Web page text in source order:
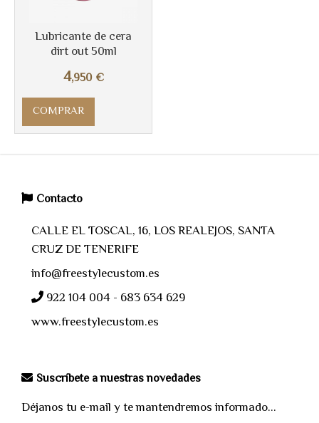
Lubricante de cera
dirt out 50ml
4,950 €
COMPRAR
Contacto
CALLE EL TOSCAL, 16, LOS REALEJOS, SANTA
CRUZ DE TENERIFE
info@freestylecustom.es
922 104 004 - 683 634 629
www.freestylecustom.es
Suscríbete a nuestras novedades
Déjanos tu e-mail y te mantendremos informado...